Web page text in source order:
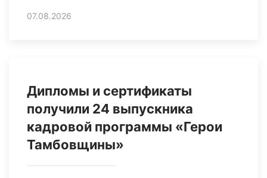
07.08.2026
Дипломы и сертификаты
получили 24 выпускника
кадровой программы «Герои
Тамбовщины»